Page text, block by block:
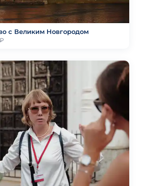
с Великим Новгородом